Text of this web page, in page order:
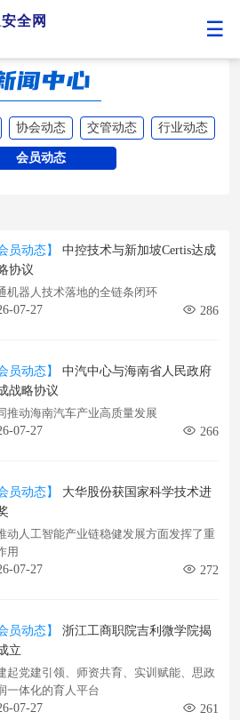
全网
协会动态 交管动态 行业动态
会员动态
员动态】
中控技术与新加坡Certis达成
协议
机器人技术落地的全链条闭环
07-27
286
员动态】
中汽中心与海南省人民政府
战略协议
推动海南汽车产业高质量发展
07-27
266
员动态】
大华股份获国家科学技术进
动人工智能产业链稳健发展方面发挥了重
用
07-27
272
员动态】
浙江工商职院吉利微学院揭
立
起党建引领、师资共育、实训赋能、思政
一体化的育人平台
07-27
261